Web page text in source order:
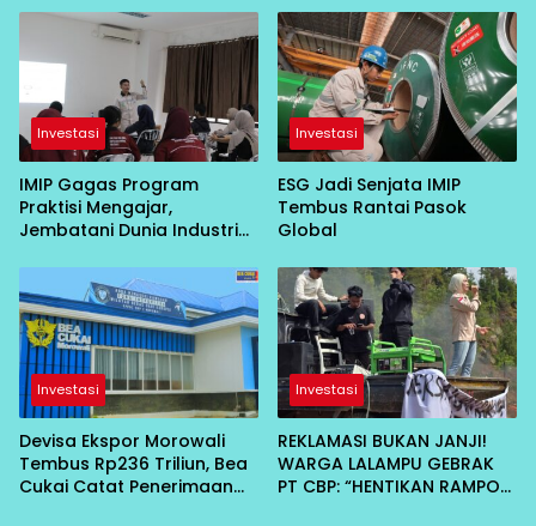
Siapkan SDM Unggul
Dukung Pertumbuhan
Perusahaan
PERAMPOKAN DI
BAHOMOTEFE
Investasi
IMIP Gagas Program
Praktisi Mengajar,
Jembatani Dunia Industri
Investasi
ESG Jadi Senjata IMIP
Tembus Rantai Pasok
Global
Investasi
Devisa Ekspor Morowali
Tembus Rp236 Triliun, Bea
Cukai Catat Penerimaan
Investasi
REKLAMASI BUKAN JANJI!
WARGA LALAMPU GEBRAK
PT CBP: “HENTIKAN RAMPOK